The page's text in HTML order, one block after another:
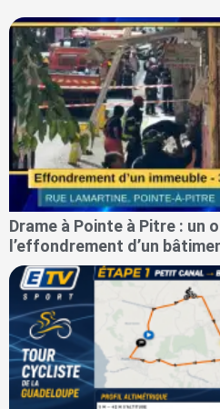
Drame à Pointe à Pitre : un
l’effondrement d’un